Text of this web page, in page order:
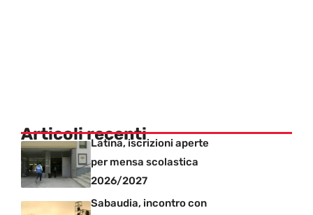
Articoli recentiLatina, iscrizioni aperte
per mensa scolastica
2026/2027
Sabaudia, incontro con